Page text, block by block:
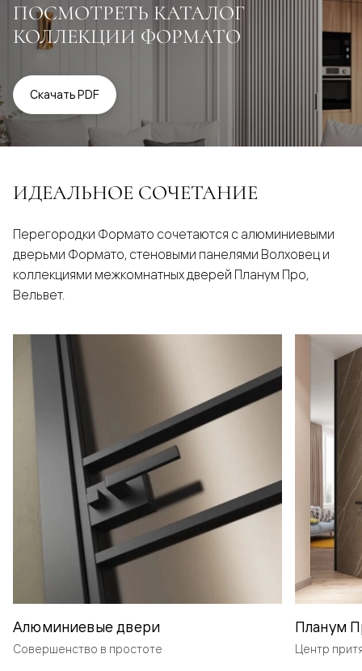
ПОСМОТРЕТЬ КАТАЛОГ
КОЛЛЕКЦИИ ФОРМАТО
Скачать PDF
ИДЕАЛЬНОЕ СОЧЕТАНИЕ
Перегородки Формато сочетаются с алюминиевыми
дверьми Формато, стеновыми панелями Волховец и
коллекциями межкомнатных дверей Планум Про,
Вельвет.
Алюминиевые двери
Совершенство в простоте
Планум
Центр